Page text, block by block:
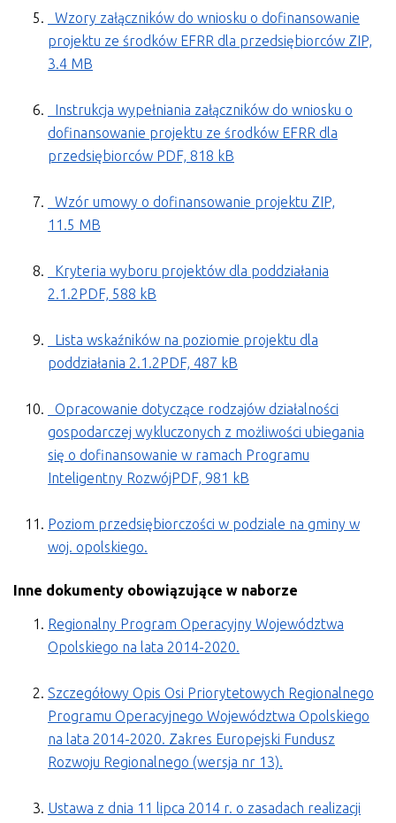
Wzory załączników do wniosku o dofinansowanie
projektu ze środków EFRR dla przedsiębiorców ZIP,
3.4 MB
Instrukcja wypełniania załączników do wniosku o
dofinansowanie projektu ze środków EFRR dla
przedsiębiorców PDF, 818 kB
Wzór umowy o dofinansowanie projektu ZIP,
11.5 MB
Kryteria wyboru projektów dla poddziałania
2.1.2PDF, 588 kB
Lista wskaźników na poziomie projektu dla
poddziałania 2.1.2PDF, 487 kB
Opracowanie dotyczące rodzajów działalności
gospodarczej wykluczonych z możliwości ubiegania
się o dofinansowanie w ramach Programu
Inteligentny RozwójPDF, 981 kB
Poziom przedsiębiorczości w podziale na gminy w
woj. opolskiego.
Inne dokumenty obowiązujące w naborze
Regionalny Program Operacyjny Województwa
Opolskiego na lata 2014-2020.
Szczegółowy Opis Osi Priorytetowych Regionalnego
Programu Operacyjnego Województwa Opolskiego
na lata 2014-2020. Zakres Europejski Fundusz
Rozwoju Regionalnego (wersja nr 13).
Ustawa z dnia 11 lipca 2014 r. o zasadach realizacji